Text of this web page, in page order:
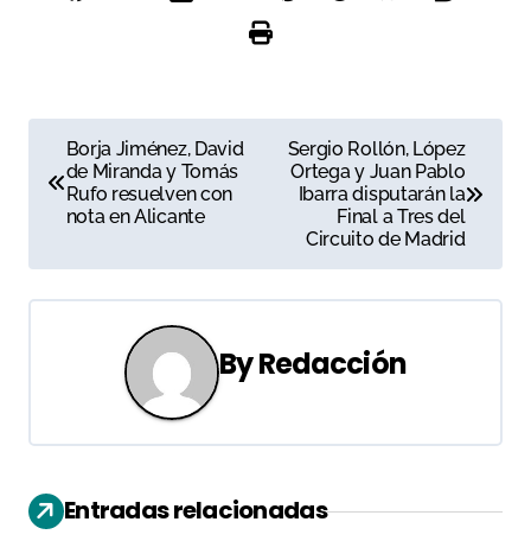
a
e
c
i
ó
Borja Jiménez, David
de Miranda y Tomás
Rufo resuelven con
nota en Alicante
Sergio Rollón, López
Ortega y Juan Pablo
Ibarra disputarán la
Final a Tres del
Circuito de Madrid
ByRedacción
Entradas relacionadas